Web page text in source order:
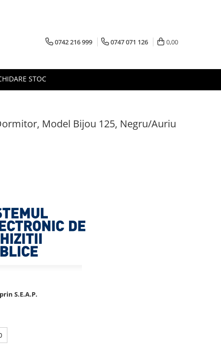
0742 216 999 0747 071 126 0,00
STOC
Model Bijou 125, Negru/Auriu
S.E.A.P.